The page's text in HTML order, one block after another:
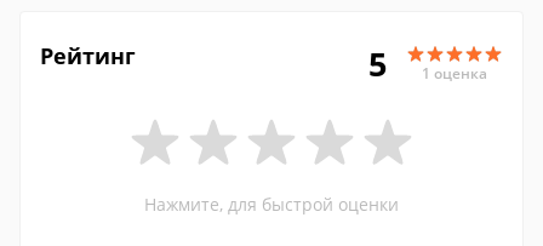
Рейтинг 5 1 оценка
Нажмите, для быстрой оценки